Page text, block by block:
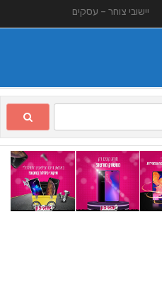
יישובי צוחר – עסקים